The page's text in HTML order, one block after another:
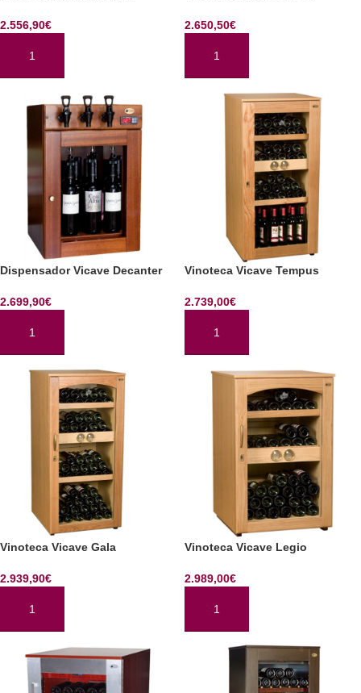
2.556,90€
AÑADIR AL CARRITO
2.650,50€
AÑADIR AL CARRITO
Dispensador Vicave Decanter
2.699,90€
AÑADIR AL CARRITO
Vinoteca Vicave Tempus
2.739,00€
AÑADIR AL CARRITO
Vinoteca Vicave Gala
2.939,90€
AÑADIR AL CARRITO
Vinoteca Vicave Legio
2.989,00€
AÑADIR AL CARRITO